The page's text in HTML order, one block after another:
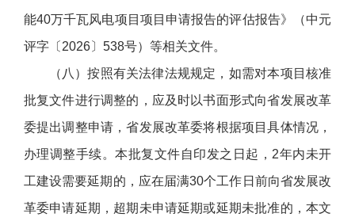
能40万千瓦风电项目项目申请报告的评估报告》（中元
评字〔2026〕538号）等相关文件。
（八）按照有关法律法规规定，如需对本项目核准
批复文件进行调整的，应及时以书面形式向省发展改革
委提出调整申请，省发展改革委将根据项目具体情况，
办理调整手续。本批复文件自印发之日起，2年内未开
工建设需要延期的，应在届满30个工作日前向省发展改
革委申请延期，超期未申请延期或延期未批准的，本文